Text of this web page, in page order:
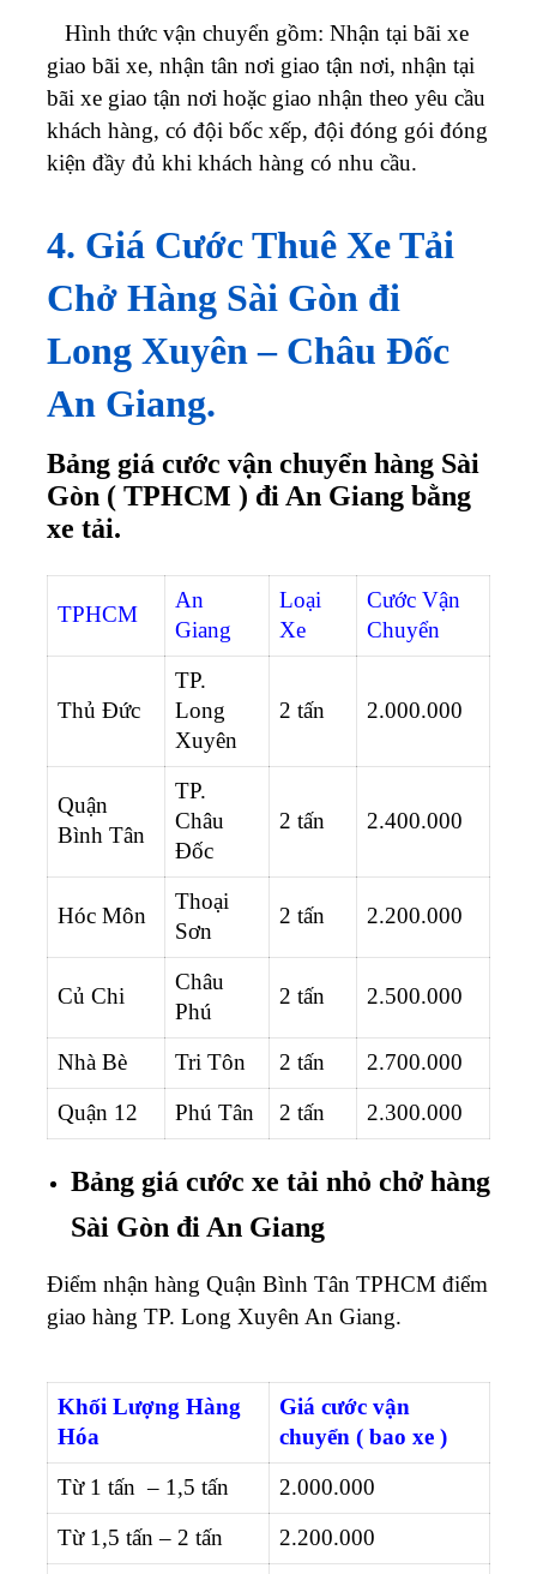
Hình thức vận chuyển gồm: Nhận tại bãi xe
giao bãi xe, nhận tân nơi giao tận nơi, nhận tại
bãi xe giao tận nơi hoặc giao nhận theo yêu cầu
khách hàng, có đội bốc xếp, đội đóng gói đóng
kiện đầy đủ khi khách hàng có nhu cầu.
4. Giá Cước Thuê Xe Tải
Chở Hàng Sài Gòn đi
Long Xuyên – Châu Đốc
An Giang.
Bảng giá cước vận chuyển hàng Sài
Gòn ( TPHCM ) đi An Giang bằng
xe tải.
TPHCM
An
Giang
Loại
Xe
Cước Vận
Chuyển
Thủ Đức
TP.
Long
Xuyên
2 tấn 2.000.000
Quận
Bình Tân
TP.
Châu
Đốc
2 tấn 2.400.000
Hóc Môn
Thoại
Sơn
2 tấn 2.200.000
Củ Chi
Châu
Phú
2 tấn 2.500.000
Nhà Bè Tri Tôn 2 tấn
2.700.000
Quận 12
Phú Tân 2 tấn 2.300.000
Bảng giá cước xe tải nhỏ chở hàng
Sài Gòn đi An Giang
Điểm nhận hàng Quận Bình Tân TPHCM điểm
giao hàng TP. Long Xuyên An Giang.
Khối Lượng Hàng
Hóa
Giá cước vận
chuyển ( bao xe )
Từ 1 tấn – 1,5 tấn
2.000.000
Từ 1,5 tấn – 2 tấn
2.200.000